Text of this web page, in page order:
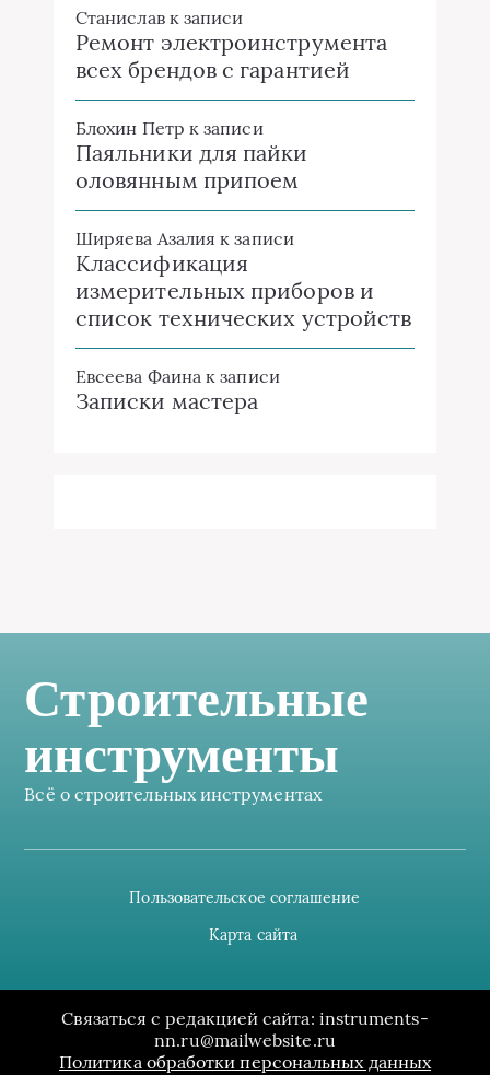
Станиславк записи
Ремонт электроинструмента
всех брендов с гарантией
Блохин Петр к записи
Паяльники для пайки
оловянным припоем
Ширяева Азалия к записи
Классификация
измерительных приборов и
список технических устройств
Евсеева Фаина к записи
Записки мастера
Строительные
инструменты
Всё о строительных инструментах
Пользовательское соглашение
Карта сайта
Связаться с редакцией сайта: instruments-
nn.ru@mailwebsite.ru
Политика обработки персональных данных